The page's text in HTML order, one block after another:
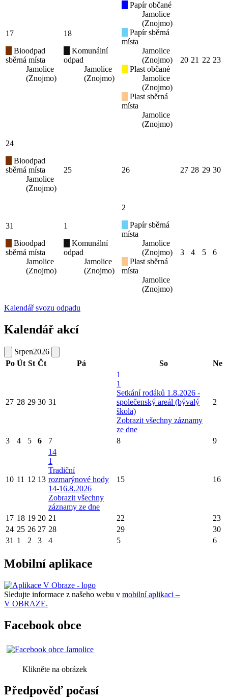
17
Bioodpad
sběrná místa
Jamolice
(Znojmo)
18
Komunální
odpad
Jamolice
(Znojmo)
Papír občané
Jamolice
(Znojmo)
Papír sběrná
místa
Jamolice
(Znojmo)
Plast občané
Jamolice
(Znojmo)
Plast sběrná
místa
Jamolice
(Znojmo)
20 21 22 23
24
Bioodpad
sběrná místa
Jamolice
(Znojmo)
25 26 27 28 29 30
31
Bioodpad
sběrná místa
Jamolice
(Znojmo)
1
Komunální
odpad
Jamolice
(Znojmo)
2
Papír sběrná
místa
Jamolice
(Znojmo)
Plast sběrná
místa
Jamolice
(Znojmo)
3 4 5 6
Kalendář svozu odpadu
Kalendář akcí
Srpen2026
Po Út St Čt Pá So Ne
27 28 29 30 31
1
1
Setkání rodáků 1.8.2026 -
společenský areál (bývalý
škola)
Zobrazit všechny záznamy
ze dne
2
3 4 5 6 7 8 9
10 11 12 13
14
1
Tradiční
rozmarýnové hody
14-16.8.2026
Zobrazit všechny
záznamy ze dne
15 16
17 18 19 20 21 22
23
24 25 26 27 28 29
30
31 1 2 3 4 5 6
Mobilní aplikace
Sledujte informace z našeho webu v mobilní aplikaci –
V OBRAZE.
Facebook obce
Klikněte na obrázek
Předpověď počasí